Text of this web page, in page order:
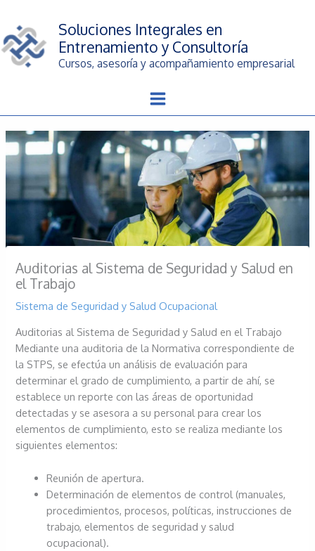
contenido
Soluciones Integrales en
Entrenamiento y Consultoría
Cursos, asesoría y acompañamiento empresarial
Auditorias al Sistema de Seguridad y Salud en
el Trabajo
Sistema de Seguridad y Salud Ocupacional
Auditorias al Sistema de Seguridad y Salud en el Trabajo
Mediante una auditoria de la Normativa correspondiente de
la STPS, se efectúa un análisis de evaluación para
determinar el grado de cumplimiento, a partir de ahí, se
establece un reporte con las áreas de oportunidad
detectadas y se asesora a su personal para crear los
elementos de cumplimiento, esto se realiza mediante los
siguientes elementos:
Reunión de apertura.
Determinación de elementos de control (manuales,
procedimientos, procesos, políticas, instrucciones de
trabajo, elementos de seguridad y salud
ocupacional).